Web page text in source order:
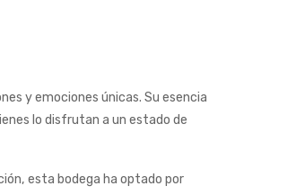
y emociones únicas. Su esencia
lo disfrutan a un estado de
esta bodega ha optado por